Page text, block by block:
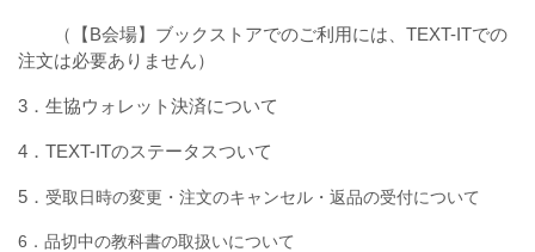
（【B会場】ブックストアでのご利用には、TEXT-ITでの
注文は必要ありません）
3．生協ウォレット決済について
4．TEXT-ITのステータスついて
5． 受取日時の変更・注文のキャンセル・返品の受付について
6．品切中の教科書の取扱いについて